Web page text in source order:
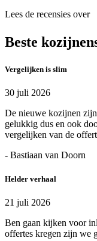
Lees de recensies over
Beste
Vergelijken is slim
30 juli 2026
De nieuwe kozijnen
gelukkig dus en ook
vergelijken van de
- Bastiaan van Doorn
Helder verhaal
21 juli 2026
Ben gaan kijken voor
offertes kregen zijn we